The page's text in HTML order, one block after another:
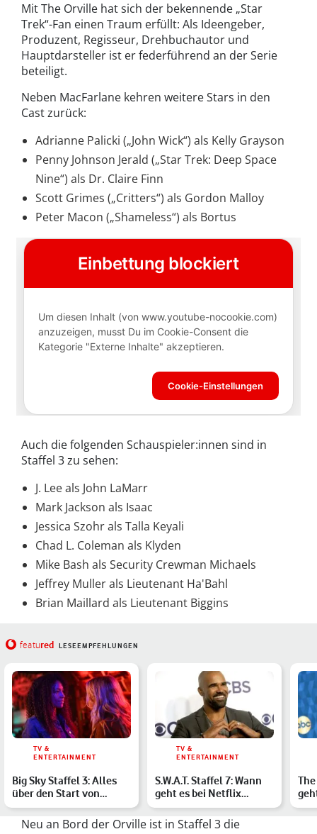
Mit The Orville hat sich der bekennende „Star
Trek“-Fan einen Traum erfüllt: Als Ideengeber,
Produzent, Regisseur, Drehbuchautor und
Hauptdarsteller ist er federführend an der Serie
beteiligt.
Neben MacFarlane kehren weitere Stars in den
Cast zurück:
Adrianne Palicki („John Wick“) als Kelly Grayson
Penny Johnson Jerald („Star Trek: Deep Space
Nine“) als Dr. Claire Finn
Scott Grimes („Critters“) als Gordon Malloy
Peter Macon („Shameless“) als Bortus
Auch die folgenden Schauspieler:innen sind in
Staffel 3 zu sehen:
J. Lee als John LaMarr
Mark Jackson als Isaac
Jessica Szohr als Talla Keyali
Chad L. Coleman als Klyden
Mike Bash als Security Crewman Michaels
Jeffrey Muller als Lieutenant Ha'Bahl
Brian Maillard als Lieutenant Biggins
featured LESEEMPFEHLUNGEN
TV &
ENTERTAINMENT
Big Sky Staffel 3: Alles
über den Start von
Deadly Trails in Deut…
TV &
ENTERTAINMENT
S.W.A.T. Staffel 7: Wann
geht es bei Netflix
weiter?
Neu an Bord der Orville ist in Staffel 3 die